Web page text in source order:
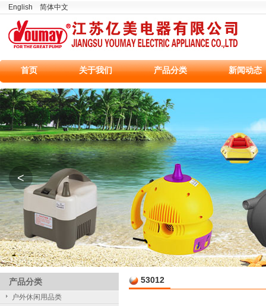
English 简体中文
首页 关于我们 产品分类 新闻动态
<
53012
产品分类
户外休闲用品类